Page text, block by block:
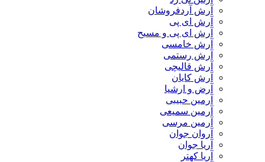
آرش آردفروشان
آرش ای پی
آرش ای پی و مسیح
آرش خامسی
آرش رستمی
آرش قالیچی
آرش کایان
​آرض و ارشیا
آرمین حبیبی
آرمین سمیعی
آرمین مرسی
آروان جوان
آریا جوان
آریا کهتر